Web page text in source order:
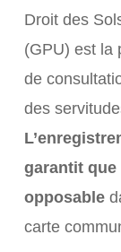
Droit des
(GPU) est la
de
des
garantit
opposable
carte